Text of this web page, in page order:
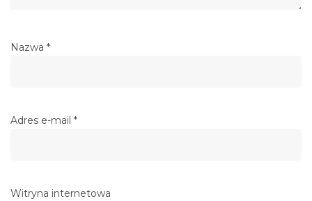
Nazwa *
Adres e-mail *
Witryna internetowa